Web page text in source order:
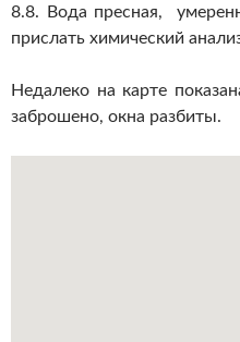
8.8. Вода пресная,
прислать химический
Недалеко на карте
заброшено, окна разбиты.